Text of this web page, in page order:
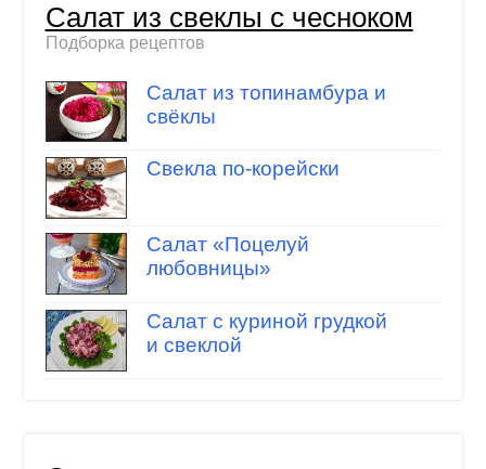
Салат из свеклы с чесноком
Подборка рецептов
Салат из топинамбура и
свёклы
Свекла по-корейски
Салат «Поцелуй
любовницы»
Салат с куриной грудкой
и свеклой